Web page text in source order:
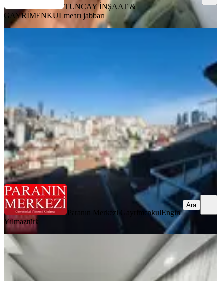
TUNCAY İNŞAAT &
GAYRİMENKULmehrı jabbarı
11 yıl
Paranın Merkezi GayrimenkulEngin Yılmaztürk
Ara
Paranın Merkezi GayrimenkulEngin
Yılmaztürk
Ara
EŞYALI
Genç Binada Cadde Dibinde 26.000tl
Kira Getrili Yüksek Giriş 2+1
Şişli, Kuştepe Mahallesi